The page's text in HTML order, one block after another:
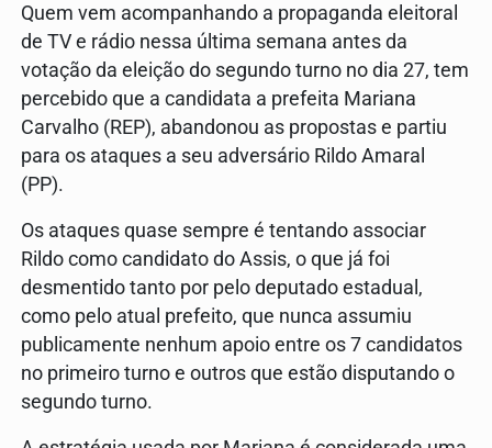
Quem vem acompanhando a propaganda eleitoral
de TV e rádio nessa última semana antes da
votação da eleição do segundo turno no dia 27, tem
percebido que a candidata a prefeita Mariana
Carvalho (REP), abandonou as propostas e partiu
para os ataques a seu adversário Rildo Amaral
(PP).
Os ataques quase sempre é tentando associar
Rildo como candidato do Assis, o que já foi
desmentido tanto por pelo deputado estadual,
como pelo atual prefeito, que nunca assumiu
publicamente nenhum apoio entre os 7 candidatos
no primeiro turno e outros que estão disputando o
segundo turno.